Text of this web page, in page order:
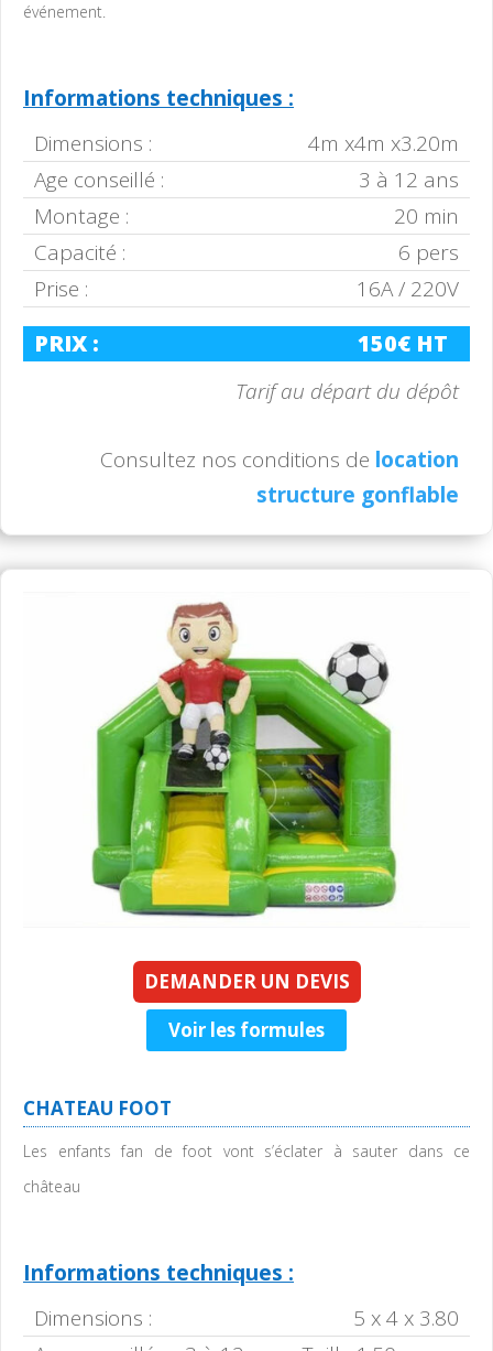
événement.
Informations techniques :
Dimensions :
4m x4m x3.20m
Age conseillé :
3 à 12 ans
Montage :
20 min
Capacité :
6 pers
Prise :
16A / 220V
PRIX : 150€ HT
Tarif au départ du dépôt
Consultez nos conditions de location
structure gonflable
DEMANDER UN DEVIS
Voir les formules
CHATEAU FOOT
Les enfants fan de foot vont s’éclater à sauter dans ce
château
Informations techniques :
Dimensions :
5 x 4 x 3.80